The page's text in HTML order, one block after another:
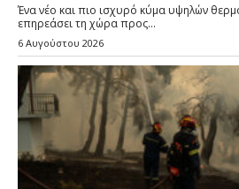
Ένα νέο και πιο ισχυρό κύμα υψηλών
επηρεάσει τη χώρα προς...
6 Αυγούστου 2026